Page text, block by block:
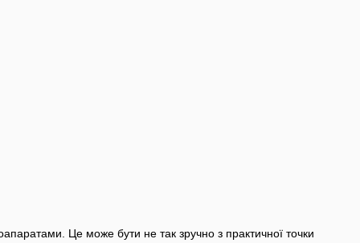
Це може бути не так зручно з практичної точки